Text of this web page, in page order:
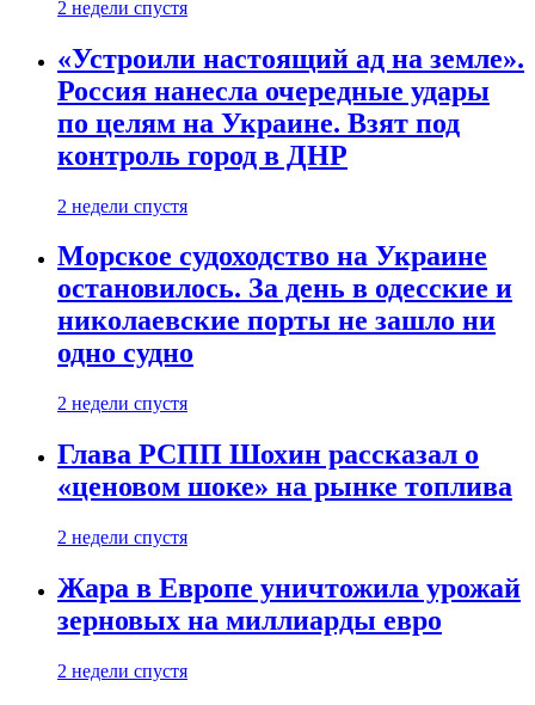
2 недели спустя
«Устроили настоящий ад на земле».
Россия нанесла очередные удары
по целям на Украине. Взят под
контроль город в ДНР
2 недели спустя
Морское судоходство на Украине
остановилось. За день в одесские и
николаевские порты не зашло ни
одно судно
2 недели спустя
Глава РСПП Шохин рассказал о
«ценовом шоке» на рынке топлива
2 недели спустя
Жара в Европе уничтожила урожай
зерновых на миллиарды евро
2 недели спустя